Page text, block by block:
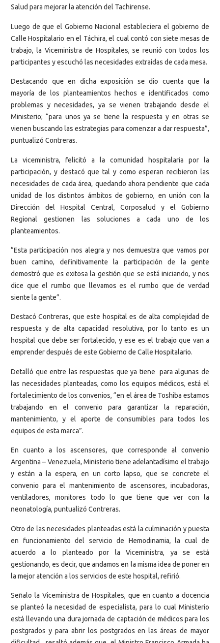
Salud para mejorar la atención del Tachirense.
Luego de que el Gobierno Nacional estableciera el gobierno de
Calle Hospitalario en el Táchira, el cual contó con siete mesas de
trabajo, la Viceministra de Hospitales, se reunió con todos los
participantes y escuchó las necesidades extraídas de cada mesa.
Destacando que en dicha exposición se dio cuenta que la
mayoría de los planteamientos hechos e identificados como
problemas y necesidades, ya se vienen trabajando desde el
Ministerio; “para unos ya se tiene la respuesta y en otras se
vienen buscando las estrategias para comenzar a dar respuesta”,
puntualizó Contreras.
La viceministra, felicitó a la comunidad hospitalaria por la
participación, y destacó que tal y como esperan recibieron las
necesidades de cada área, quedando ahora pendiente que cada
unidad de los distintos ámbitos de gobierno, en unión con la
Dirección del Hospital Central, Corposalud y el Gobierno
Regional gestionen las soluciones a cada uno de los
planteamientos.
“Esta participación nos alegra y nos demuestra que vamos por
buen camino, definitivamente la participación de la gente
demostró que es exitosa la gestión que se está iniciando, y nos
dice que el rumbo que llevamos es el rumbo que de verdad
siente la gente”.
Destacó Contreras, que este hospital es de alta complejidad de
respuesta y de alta capacidad resolutiva, por lo tanto es un
hospital que debe ser fortalecido, y ese es el trabajo que van a
emprender después de este Gobierno de Calle Hospitalario.
Detalló que entre las respuestas que ya tiene para algunas de
las necesidades planteadas, como los equipos médicos, está el
fortalecimiento de los convenios, “en el área de Toshiba estamos
trabajando en el convenio para garantizar la reparación,
mantenimiento, y el aporte de consumibles para todos los
equipos de esta marca”.
En cuanto a los ascensores, que corresponde al convenio
Argentina – Venezuela, Ministerio tiene adelantadísimo el trabajo
y están a la espera, en un corto lapso, que se concrete el
convenio para el mantenimiento de ascensores, incubadoras,
ventiladores, monitores todo lo que tiene que ver con la
neonatología, puntualizó Contreras.
Otro de las necesidades planteadas está la culminación y puesta
en funcionamiento del servicio de Hemodinamia, la cual de
acuerdo a lo planteado por la Viceministra, ya se está
gestionando, es decir, que andamos en la misma idea de poner en
la mejor atención a los servicios de este hospital, refirió.
Señalo la Viceministra de Hospitales, que en cuanto a docencia
se planteó la necesidad de especialista, para lo cual Ministerio
está llevando una dura jornada de captación de médicos para los
postgrados y para abrir los postgrados en las áreas de mayor